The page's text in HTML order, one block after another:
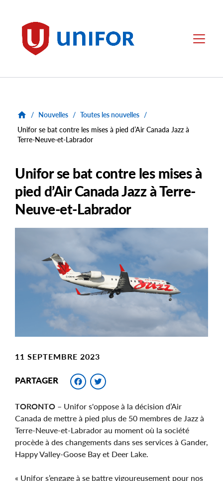
Unifor Menu
/ Nouvelles / Toutes les nouvelles /
Unifor se bat contre les mises à pied d’Air Canada Jazz à
Terre-Neuve-et-Labrador
Unifor se bat contre les mises à
pied d’Air Canada Jazz à Terre-
Neuve-et-Labrador
11 SEPTEMBRE 2023
PARTAGER Facebook
TORONTO – Unifor s'oppose à la décision d’Air
Canada de mettre à pied plus de 50 membres de Jazz à
Terre-Neuve-et-Labrador au moment où la société
procède à des changements dans ses services à Gander,
Happy Valley-Goose Bay et Deer Lake.
« Unifor s’engage à se battre vigoureusement pour nos